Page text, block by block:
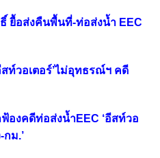
ธิ์ ยื้อส่งคืนพื้นที่-ท่อส่งน้ำ EEC
ท์วอเตอร์’ไม่อุทธรณ์ฯ คดี
องคดีท่อส่งน้ำEEC ‘อีสท์วอ
กม.’